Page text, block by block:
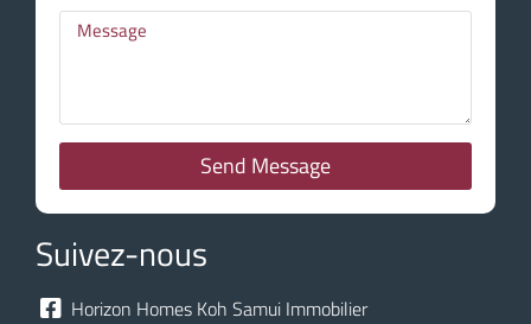
Send Message
Suivez-nous
Horizon Homes Koh Samui Immobilier